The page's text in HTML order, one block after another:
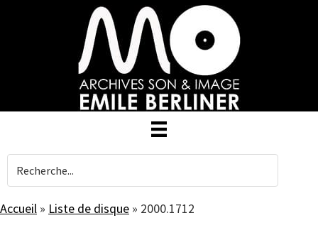
Accueil » Liste de disque » 2000.1712